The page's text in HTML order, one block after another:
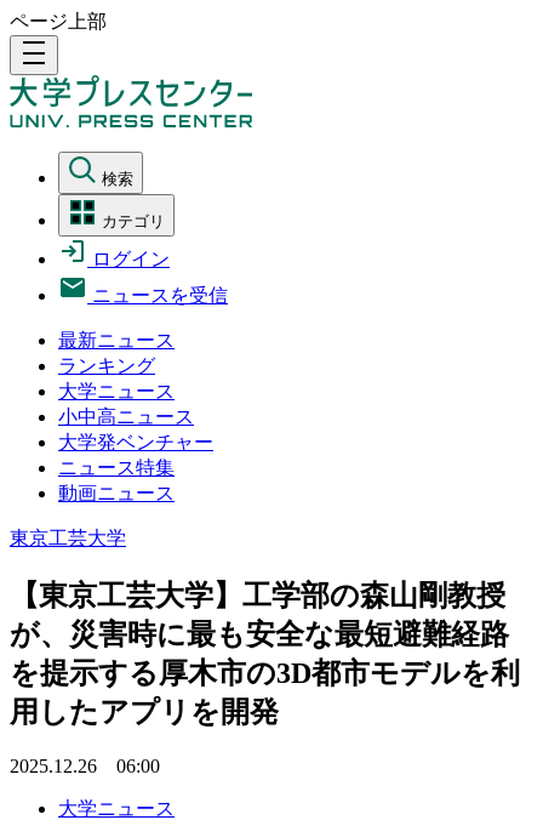
ページ上部
density_medium
検索
カテゴリ
ログイン
ニュースを受信
最新ニュース
ランキング
大学ニュース
小中高ニュース
大学発ベンチャー
ニュース特集
動画ニュース
東京工芸大学
【東京工芸大学】工学部の森山剛教授
が、災害時に最も安全な最短避難経路
を提示する厚木市の3D都市モデルを利
用したアプリを開発
2025.12.26 06:00
大学ニュース